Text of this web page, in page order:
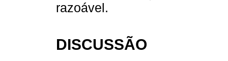
razoável.
DISCUSSÃO